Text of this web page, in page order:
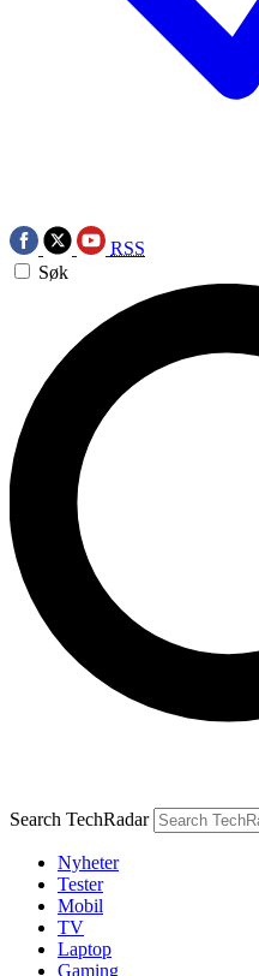
RSS
Søk
Search TechRadar
Nyheter
Tester
Mobil
TV
Laptop
Gaming